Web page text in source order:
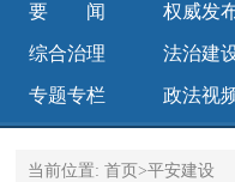
要闻 权威发
综合治理 法治建
专题专栏 政法视
当前位置:首页>平安建设